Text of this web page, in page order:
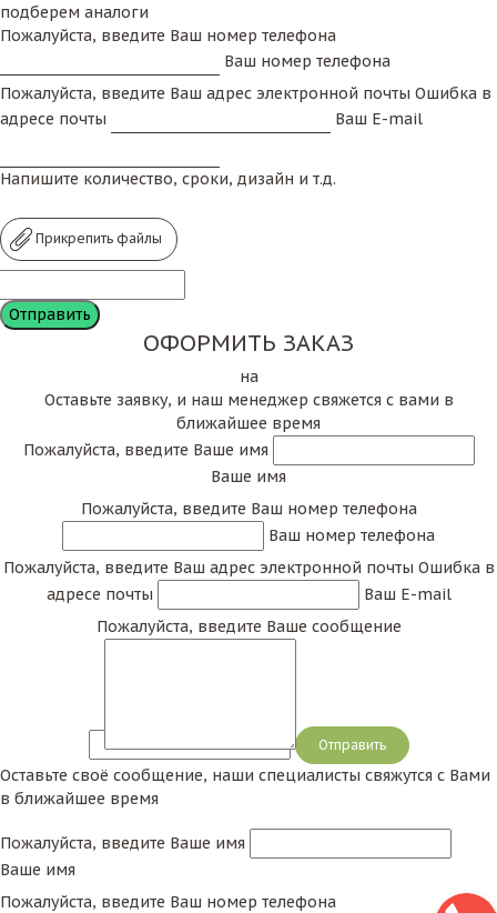
подберем аналоги
Пожалуйста, введите Ваш номер телефона
Ваш номер телефона
Пожалуйста, введите Ваш адрес электронной почты Ошибка в
адресе почты
Ваш E-mail
Напишите количество, сроки, дизайн и т.д.
Прикрепить файлы
ОФОРМИТЬ ЗАКАЗ
на
Оставьте заявку, и наш менеджер свяжется с вами в
ближайшее время
Пожалуйста, введите Ваше имя
Ваше имя
Пожалуйста, введите Ваш номер телефона
Ваш номер телефона
Пожалуйста, введите Ваш адрес электронной почты Ошибка в
адресе почты
Ваш E-mail
Пожалуйста, введите Ваше сообщение
Сообщение
Оставьте своё сообщение, наши специалисты свяжутся с Вами
в ближайшее время
Пожалуйста, введите Ваше имя
Ваше имя
Пожалуйста, введите Ваш номер телефона